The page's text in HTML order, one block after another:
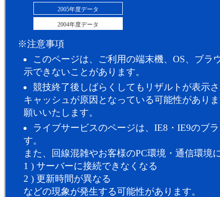
2005年度データ
2004年度データ
※注意事項
このページは、ご利用の端末機、OS、ブラ
示できないことがあります。
競技終了後しばらくしてもリザルトが表示
キャッシュが原因となっている可能性があり
願いいたします。
ライブサービスのページは、IE8・IE9のブ
す。
また、回線混雑やお客様のPC環境・通信環境
1 ) サーバーに接続できなくなる
2 ) 更新時間が異なる
などの現象が発生する可能性があります。